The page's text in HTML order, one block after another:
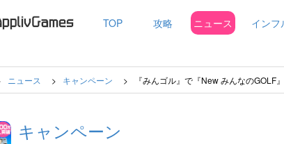
TOP 攻略 ニュース インフ
ニュース キャンペーン 『みんゴル』で『New みんなのGOLF
キャンペーン